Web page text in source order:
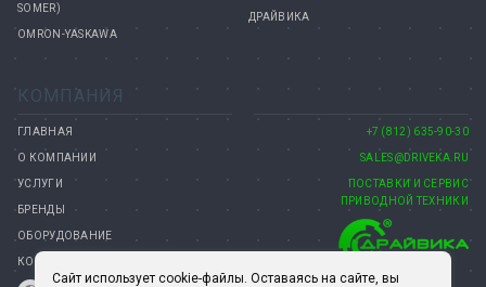
КОМПАНИЯ
ГЛАВНАЯ
О КОМПАНИИ
УСЛУГИ
БРЕНДЫ
ОБОРУДОВАНИЕ
КОНТАКТЫ
SOMER)
OMRON-YASKAWA
ДРАЙВИКА
+7 (812) 635-90-30
SALES@DRIVEKA.RU
ПОСТАВКИ И СЕРВИС
ПРИВОДНОЙ ТЕХНИКИ
Сайт использует cookie-файлы. Оставаясь на сайте, вы